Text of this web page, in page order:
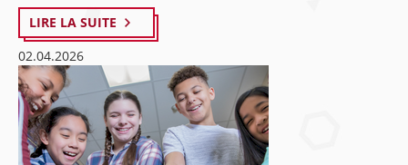
LIRE LA SUITE
02.04.2026